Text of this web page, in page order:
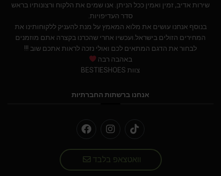
שירות אדיב, זמין ואמין ככל הניתן. אנו שמים את הלקוח ורצונותיו בראש
סדר העדיפויות.
בנוסף אנחנו עושים את מלוא המאמץ על מנת להעניק ללקוחותינו את
המחירים הזולים בישראל.ועכשיו אחרי שהכרנו בקצרה אתם מוזמנים
לבחור את הדגם המתאים לכם ואולי נזכה לראות אתכם שוב !!!
באהבה רבה
צוות BESTIESHOES
אנחנו ברשתות החברתיות
וואטצאפ בלבד